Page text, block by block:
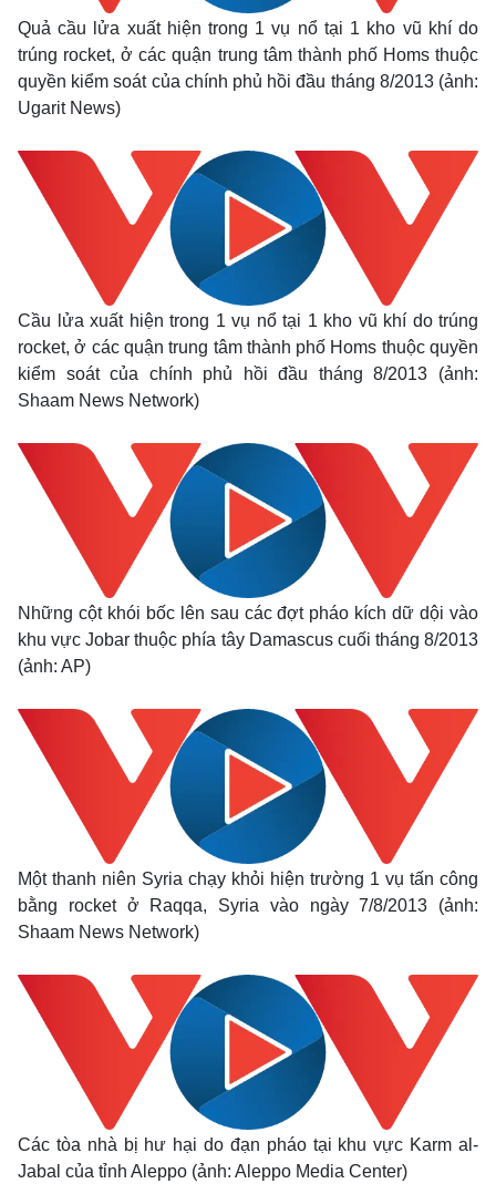
Bất động sản
Khởi nghiệp
Thị trường
Giá vàng
Tiêu dùng
Giá cà phê
Quả cầu lửa xuất hiện trong 1 vụ nổ tại 1 kho vũ khí do
trúng rocket, ở các quận trung tâm thành phố Homs thuộc
quyền kiểm soát của chính phủ hồi đầu tháng 8/2013 (ảnh:
Ugarit News)
Cầu lửa xuất hiện trong 1 vụ nổ tại 1 kho vũ khí do trúng
rocket, ở các quận trung tâm thành phố Homs thuộc quyền
kiểm soát của chính phủ hồi đầu tháng 8/2013 (ảnh:
Shaam News Network)
Những cột khói bốc lên sau các đợt pháo kích dữ dội vào
khu vực Jobar thuộc phía tây Damascus cuối tháng 8/2013
(ảnh: AP)
Một thanh niên Syria chạy khỏi hiện trường 1 vụ tấn công
bằng rocket ở Raqqa, Syria vào ngày 7/8/2013 (ảnh:
Shaam News Network)
Các tòa nhà bị hư hại do đạn pháo tại khu vực Karm al-
Jabal của tỉnh Aleppo (ảnh: Aleppo Media Center)